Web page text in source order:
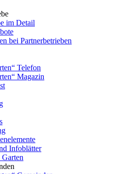
im Detail
bei Partnerbetrieben
Telefon
Magazin
Infoblätter